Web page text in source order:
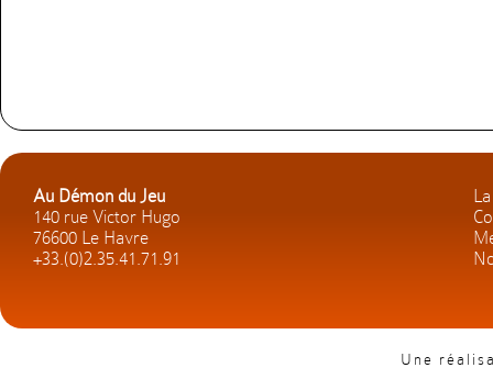
Au Démon du Jeu
140 rue Victor Hugo
76600 Le Havre
+33.(0)2.35.41.71.91
Une